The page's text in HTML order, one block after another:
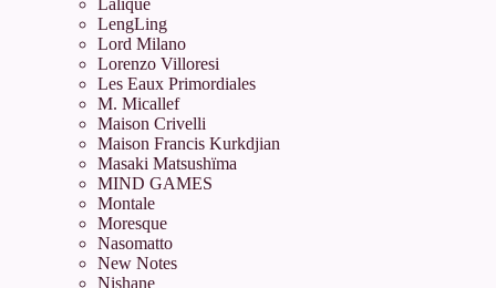
Lalique
LengLing
Lord Milano
Lorenzo Villoresi
Les Eaux Primordiales
M. Micallef
Maison Crivelli
Maison Francis Kurkdjian
Masaki Matsushïma
MIND GAMES
Montale
Moresque
Nasomatto
New Notes
Nishane